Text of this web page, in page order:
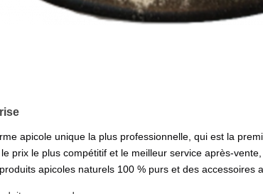
apicole unique la plus professionnelle, qui est la
prix le plus compétitif et le meilleur service après-
apicoles naturels 100 % purs et des accessoires